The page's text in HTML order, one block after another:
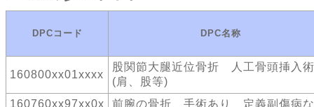
DPCコード DPC名称
160800xx01xxxx
股関節大腿近位骨折 人工骨頭挿入術
(肩、股等)
160760xx97xx0x
前腕の骨折 手術あり 定義副傷病